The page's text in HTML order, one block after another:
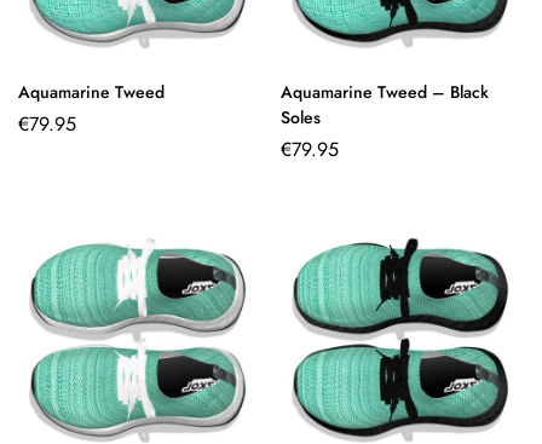
Aquamarine Tweed
€79.95
Aquamarine Tweed – Black
Soles
€79.95